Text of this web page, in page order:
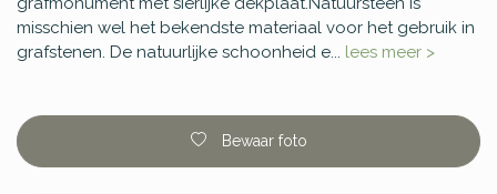
misschien wel het bekendste materiaal voor het gebruik in
grafstenen. De natuurlijke schoonheid e... lees meer >
Bewaar foto